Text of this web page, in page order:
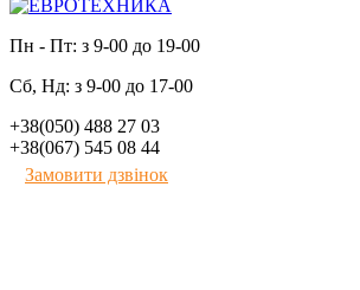
Пн - Пт: з 9-00 до 19-00
Сб, Нд: з 9-00 до 17-00
+38(050) 488 27 03
+38(067) 545 08 44
Замовити дзвінок